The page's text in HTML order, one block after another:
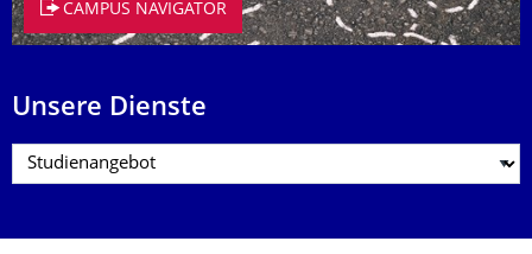
CAMPUS NAVIGATOR
Unsere Dienste